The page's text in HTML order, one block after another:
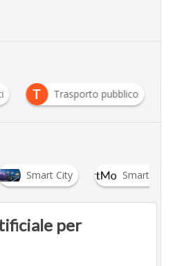
T Trasporto pubblico
Smart City Smart
per